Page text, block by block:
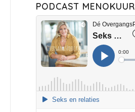
PODCAST MENOKUUR